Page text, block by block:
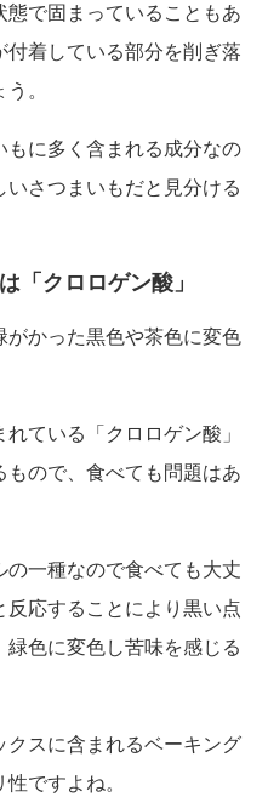
で固まっていることもあ
付着している部分を削ぎ落
。
もに多く含まれる成分なの
さつまいもだと見分ける
「クロロゲン酸」
がかった黒色や茶色に変色
ている「クロロゲン酸」
もので、食べても問題はあ
の一種なので食べても大丈
応することにより黒い点
色に変色し苦味を感じる
クスに含まれるベーキング
ですよね。